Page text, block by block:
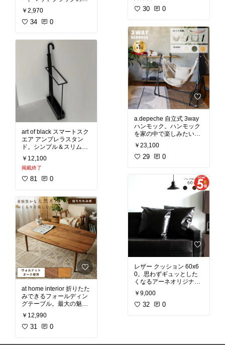
暮らし
オルハンガー。直線の長
細いバーが特徴で、シン
プルでミニマムな空間を
を変更しタオルの枚数や
掛けるタオルのサイズに
合わせて利用できます。
また、ウォールハンガー
として壁面収納に取り入
#タオルハンガー
ウォールハンガー
トーンインテリア
プルインテリア #マット
￥2,970
34 0
art of black スマートスク
エア アンブレラスタン
ド。シンプル＆スリムな
フレームで構成された傘
立て。コンパクトなサイ
ズ感の為、狭いスペース
にも設置ができ、置いて
けは丸洗いでき、いつも
#スマートスクエア #傘立
て #アンブレラスタンド
#北欧 #シンプルインテリ
ア #フレーム #モノトー
ンインテリア #雨の日
￥12,100
掲載終了
81 0
at home interior 折りたた
みできるフォールディン
グテーブル。最大の魅力
は、 脚を折り畳んでちょ
っとした隙間にスッキリ
と収納できること。押入
￥12,990
31 0
けでも絵になるアイテム
級ガラスとは一味違うア
ンティーク風や職人の手
仕事による温もり感が楽
#フラワーベース #花瓶 #
オブジェ #気泡 #ガラス
アンティーク #北欧
#シ
ンプルインテリア #お花
のある暮らし #グリーン
のある暮らし #リビング
#ベッドルーム #エントラ
リア
30 0
a.depeche 自立式 3way
ハンモック。ハンモック
を家の中で楽しみたい！
る自立式ハンモックで
す。ハンモックでゆらゆ
軽に贅沢な時間を味わう
ことができるアイテムで
す。寝心地が良く通気性
ンモックに加えて、座れ
るハンモックチェアとク
ッションも付属。ソファ
のような感覚で座ってTV
を観るなど、リビングで
寛ぎながらもアウトドア
気分を味わえます。フレ
で、場面に応じて付け替
#アデペシュ #ハンモック
#自立式
ーム #アウトドア
￥23,100
29 0
レザー クッション 60x6
0。思わずギュッとした
くなるアーネオリジナル
を使用した、ちょっぴり
大きめがうれしいオリジ
￥9,000
32 0